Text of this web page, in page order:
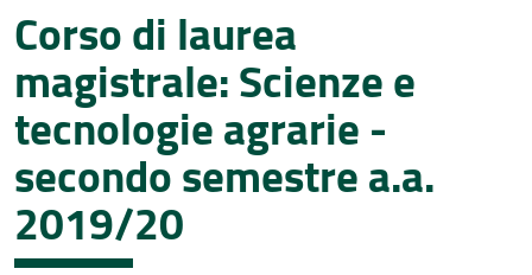
Corso di laurea
magistrale: Scienze e
tecnologie agrarie -
secondo semestre a.a.
2019/20
Aule e laboratori
Piani di studio
Esami di profitto
Conoscenza della lingua straniera
Corsi di formazione sulla sicurezza